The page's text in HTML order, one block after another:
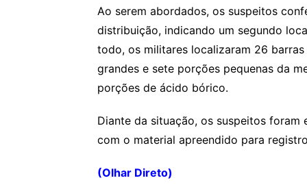
Ao serem abordados, os suspeitos
distribuição, indicando um segundo
todo, os militares localizaram 26
grandes e sete porções pequenas da
porções de ácido bórico.
Diante da situação, os suspeitos foram
com o material apreendido para
(Olhar Direto)